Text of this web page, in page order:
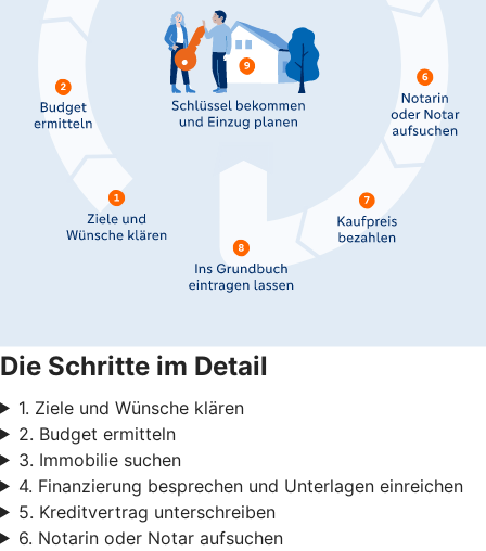
Die Schritte im Detail
1. Ziele und Wünsche klären
2. Budget ermitteln
3. Immobilie suchen
4. Finanzierung besprechen und Unterlagen einreichen
5. Kreditvertrag unterschreiben
6. Notarin oder Notar aufsuchen